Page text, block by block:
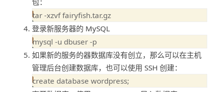
tar -xzvf fairyfish.tar.gz
登录新服务器的 MySQL
mysql -u dbuser -p
如果新的服务的器数据库没有创立，那么可以在主机
管理后台创建数据库，也可以使用 SSH 创建：